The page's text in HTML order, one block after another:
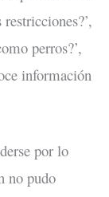
perros?’,
información
por lo
no pudo